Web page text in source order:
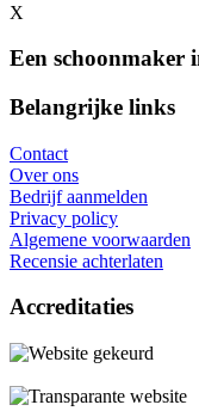
X
Een
Belangrijke links
Contact
Over ons
Bedrijf aanmelden
Privacy policy
Algemene voorwaarden
Recensie achterlaten
Accreditaties